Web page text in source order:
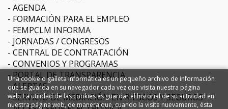
AGENDA
FORMACIÓN PARA EL EMPLEO
FEMPCLM INFORMA
JORNADAS / CONGRESOS
CENTRAL DE CONTRATACIÓN
CONVENIOS Y PROGRAMAS
PORTAL DE TRANSPARENCIA
ALERTAS
SERVICIO DE MEDIACIÓN EN RIESGOS Y SEGUROS
Una cookie o galleta informática es un pequeño archivo de información
que se guarda en su navegador cada vez que visita nuestra página
web. La utilidad de las cookies es guardar el historial de su actividad en
nuestra página web, de manera que, cuando la visite nuevamente, ésta